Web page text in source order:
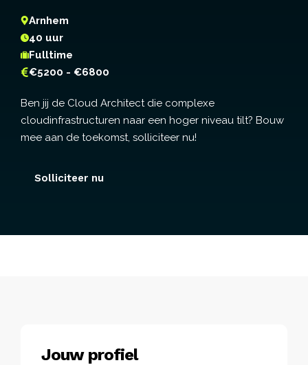
Arnhem
40 uur
Fulltime
€5200 - €6800
Ben jij de Cloud Architect die complexe
cloudinfrastructuren naar een hoger niveau tilt? Bouw
mee aan de toekomst, solliciteer nu!
Solliciteer nu
Jouw profiel